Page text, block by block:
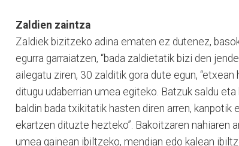
Zaldien zaintza
Zaldiek bizitzeko adina ematen ez dutenez,
egurra garraiatzen, “bada zaldietatik bizi den
ailegatu ziren, 30 zalditik gora dute egun,
ditugu udaberrian umea egiteko. Batzuk saldu
baldin bada txikitatik hasten diren arren,
ekartzen dituzte hezteko”. Bakoitzaren nahiaren
umea gainean ibiltzeko, mendian edo kalean